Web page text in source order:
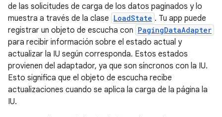
de las solicitudes de carga de los datos paginados y lo
muestra a través de la clase LoadState . Tu app puede
registrar un objeto de escucha con PagingDataAdapter
para recibir información sobre el estado actual y
actualizar la IU según corresponda. Estos estados
provienen del adaptador, ya que son síncronos con la IU.
Esto significa que el objeto de escucha recibe
actualizaciones cuando se aplica la carga de la página la
IU.